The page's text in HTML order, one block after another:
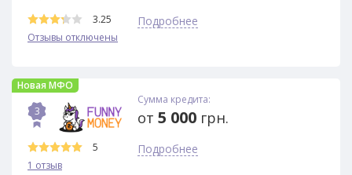
3.25
Отзывы отключены
Подробнее
Новая МФО
3
5
1 отзыв
Сумма кредита:
от 5 000 грн.
Подробнее